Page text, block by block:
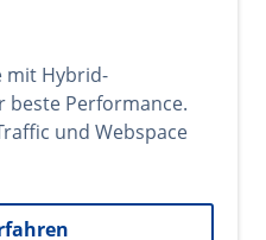
mit Hybrid-
beste Performance.
und Webspace